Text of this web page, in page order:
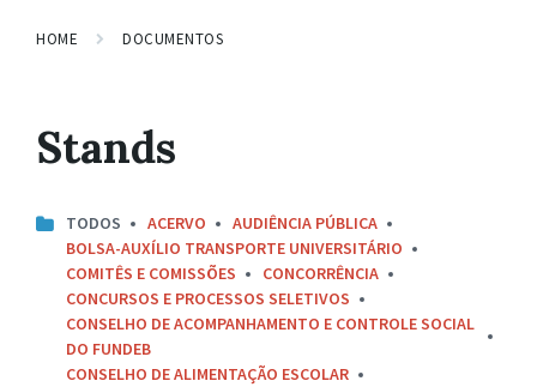
HOME DOCUMENTOS
Stands
TODOS ACERVO
AUDIÊNCIA PÚBLICA
BOLSA-AUXÍLIO TRANSPORTE UNIVERSITÁRIO
COMITÊS E COMISSÕES
CONCORRÊNCIA
CONCURSOS E PROCESSOS SELETIVOS
CONSELHO DE ACOMPANHAMENTO E CONTROLE SOCIAL
DO FUNDEB
CONSELHO DE ALIMENTAÇÃO ESCOLAR